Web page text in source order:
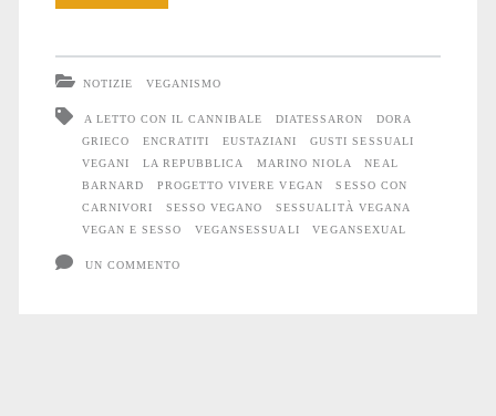
vegansessuali
NOTIZIE VEGANISMO
A LETTO CON IL CANNIBALE DIATESSARON
DORA
GRIECO
ENCRATITI EUSTAZIANI
GUSTI SESSUALI
VEGANI
LA REPUBBLICA MARINO NIOLA
NEAL
BARNARD
PROGETTO VIVERE VEGAN
SESSO CON
CARNIVORI
SESSO VEGANO
SESSUALITÀ VEGANA
VEGAN E SESSO
VEGANSESSUALI VEGANSEXUAL
UN COMMENTO